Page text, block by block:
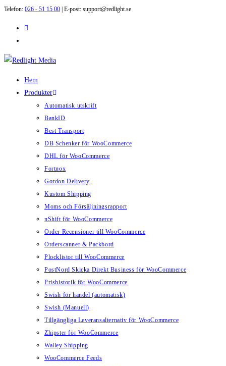
Hoppa
Telefon: 026 - 51 15 00 | E-post: support@redlight.se
Hem
Produkter
Automatisk utskrift
BankID
Best Transport
DB Schenker för WooCommerce
DHL för WooCommerce
Fortnox
Gordon Delivery
Kustom Shipping
Moms och Försäljningsrapport
nShift för WooCommerce
Order Recensioner till WooCommerce
Orderscanner & Packbord
Plocklistor till WooCommerce
PostNord Skicka Direkt Business för WooCommerce
Prishistorik för WooCommerce
Swish för handel (automatisk)
Swish (Manuell)
Tillgängliga Leveransalternativ för WooCommerce
Zhipster för WooCommerce
Walley Shipping
WooCommerce Feeds